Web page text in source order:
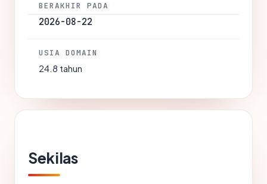
BERAKHIR PADA
2026-08-22
USIA DOMAIN
24.8 tahun
Sekilas